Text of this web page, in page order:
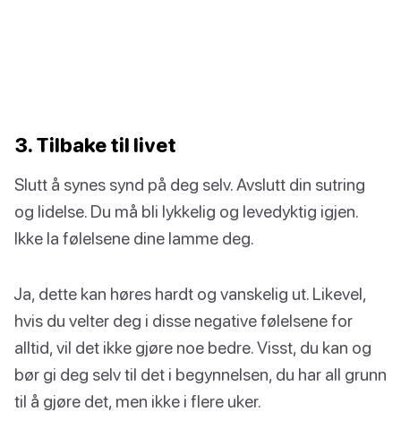
3. Tilbake til livet
Slutt å synes synd på deg selv. Avslutt din sutring
og lidelse. Du må bli lykkelig og levedyktig igjen.
Ikke la følelsene dine lamme deg.
Ja, dette kan høres hardt og vanskelig ut. Likevel,
hvis du velter deg i disse negative følelsene for
alltid, vil det ikke gjøre noe bedre. Visst, du kan og
bør gi deg selv til det i begynnelsen, du har all grunn
til å gjøre det, men ikke i flere uker.